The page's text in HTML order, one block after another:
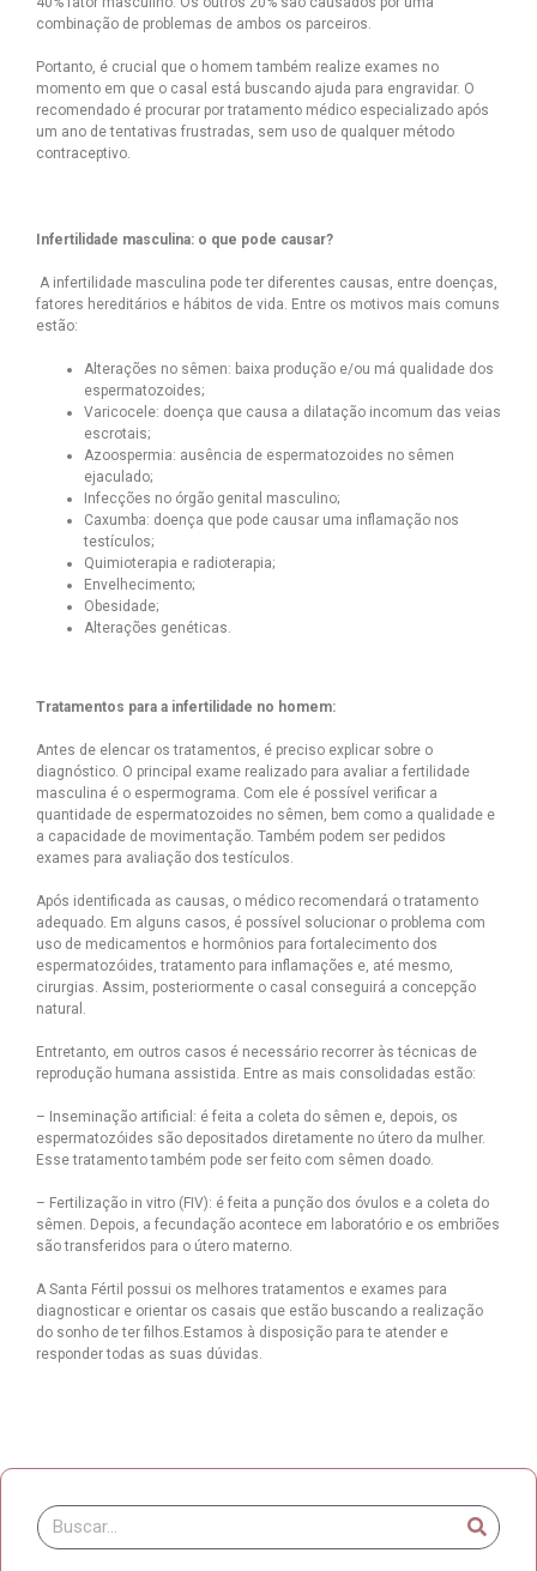
combinação de problemas de ambos os parceiros.
Portanto, é crucial que o homem também realize exames no
momento em que o casal está buscando ajuda para engravidar. O
recomendado é procurar por tratamento médico especializado após
um ano de tentativas frustradas, sem uso de qualquer método
contraceptivo.
Infertilidade masculina: o que pode causar?
A infertilidade masculina pode ter diferentes causas, entre doenças,
fatores hereditários e hábitos de vida. Entre os motivos mais comuns
estão:
Alterações no sêmen: baixa produção e/ou má qualidade dos
espermatozoides;
Varicocele: doença que causa a dilatação incomum das veias
escrotais;
Azoospermia: ausência de espermatozoides no sêmen
ejaculado;
Infecções no órgão genital masculino;
Caxumba: doença que pode causar uma inflamação nos
testículos;
Quimioterapia e radioterapia;
Envelhecimento;
Obesidade;
Alterações genéticas.
Tratamentos para a infertilidade no homem:
Antes de elencar os tratamentos, é preciso explicar sobre o
diagnóstico. O principal exame realizado para avaliar a fertilidade
masculina é o espermograma. Com ele é possível verificar a
quantidade de espermatozoides no sêmen, bem como a qualidade e
a capacidade de movimentação. Também podem ser pedidos
exames para avaliação dos testículos.
Após identificada as causas, o médico recomendará o tratamento
adequado. Em alguns casos, é possível solucionar o problema com
uso de medicamentos e hormônios para fortalecimento dos
espermatozóides, tratamento para inflamações e, até mesmo,
cirurgias. Assim, posteriormente o casal conseguirá a concepção
natural.
Entretanto, em outros casos é necessário recorrer às técnicas de
reprodução humana assistida. Entre as mais consolidadas estão:
– Inseminação artificial: é feita a coleta do sêmen e, depois, os
espermatozóides são depositados diretamente no útero da mulher.
Esse tratamento também pode ser feito com sêmen doado.
– Fertilização in vitro (FIV): é feita a punção dos óvulos e a coleta do
sêmen. Depois, a fecundação acontece em laboratório e os embriões
são transferidos para o útero materno.
A Santa Fértil possui os melhores tratamentos e exames para
diagnosticar e orientar os casais que estão buscando a realização
do sonho de ter filhos.Estamos à disposição para te atender e
responder todas as suas dúvidas.